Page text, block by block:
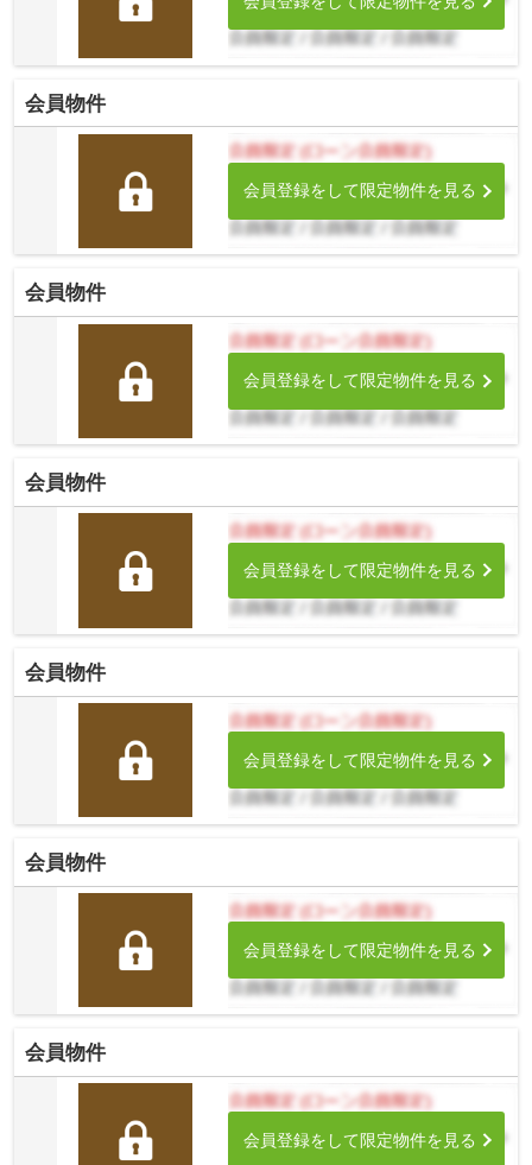
会員物件
会員登録をして限定物件を見る
会員物件
会員登録をして限定物件を見る
会員物件
会員登録をして限定物件を見る
会員物件
会員登録をして限定物件を見る
会員物件
会員登録をして限定物件を見る
会員物件
会員登録をして限定物件を見る